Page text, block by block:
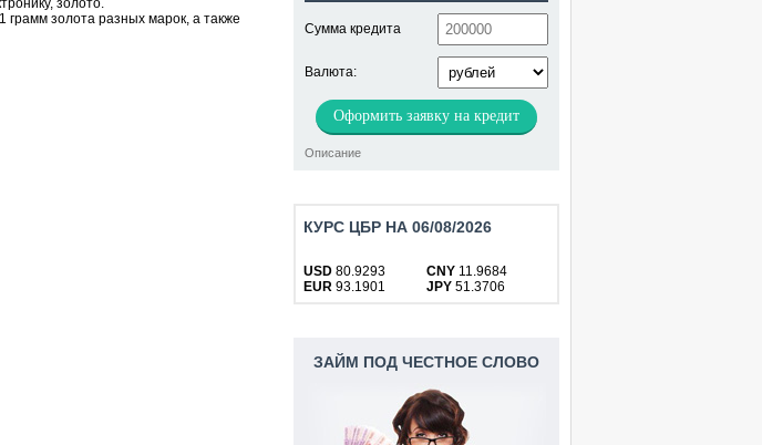
золото.
грамм золота разных марок, а также
Сумма кредита
Валюта:
Оформить заявку на кредит
Описание
КУРС ЦБР НА 06/08/2026
USD 80.9293 CNY 11.9684
EUR 93.1901 JPY 51.3706
ЗАЙМ ПОД ЧЕСТНОЕ СЛОВО